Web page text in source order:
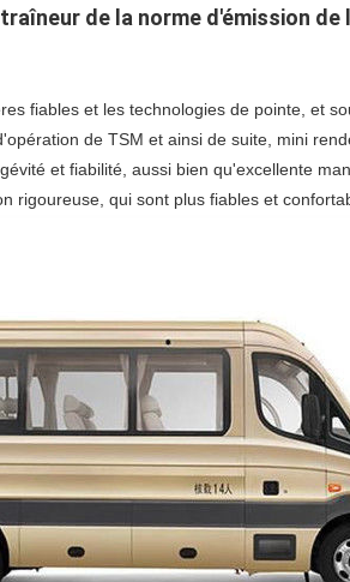
de la norme d'émission
fiables et les technologies de pointe, et
de TSM et ainsi de suite, mini
et fiabilité, aussi bien qu'excellente
rigoureuse, qui sont plus fiables et